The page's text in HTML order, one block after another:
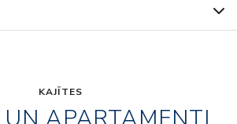
KAJĪTES